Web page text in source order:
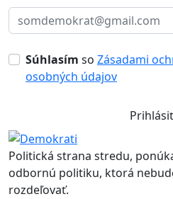
Súhlasím so Zásadami
osobných údajov
Politická strana stredu,
odbornú politiku, ktorá
rozdeľovať.